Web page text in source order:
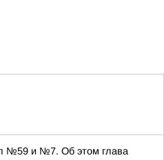
№59 и №7. Об этом глава